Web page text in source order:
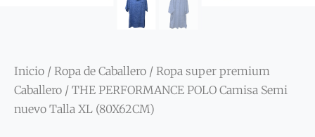
Inicio / Ropa de Caballero / Ropa super premium
Caballero / THE PERFORMANCE POLO Camisa Semi
nuevo Talla XL (80X62CM)